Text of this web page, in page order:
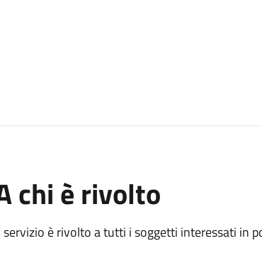
chi è rivolto
servizio è rivolto a tutti i soggetti interessati in